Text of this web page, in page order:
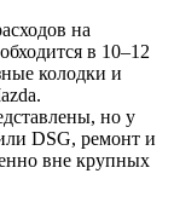
на
в 10–12
колодки и
но у
DSG, ремонт и
вне крупных